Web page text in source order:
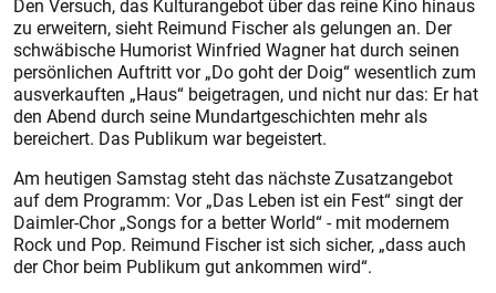
Den Versuch, das Kulturangebot über das reine Kino hinaus
zu erweitern, sieht Reimund Fischer als gelungen an. Der
schwäbische Humorist Winfried Wagner hat durch seinen
persönlichen Auftritt vor „Do goht der Doig“ wesentlich zum
ausverkauften „Haus“ beigetragen, und nicht nur das: Er hat
den Abend durch seine Mundartgeschichten mehr als
bereichert. Das Publikum war begeistert.
Am heutigen Samstag steht das nächste Zusatzangebot
auf dem Programm: Vor „Das Leben ist ein Fest“ singt der
Daimler-Chor „Songs for a better World“ - mit modernem
Rock und Pop. Reimund Fischer ist sich sicher, „dass auch
der Chor beim Publikum gut ankommen wird“.